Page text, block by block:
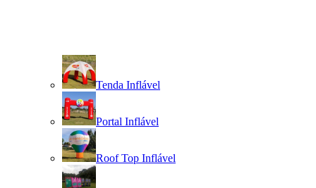
Tenda Inflável
Portal Inflável
Roof Top Inflável